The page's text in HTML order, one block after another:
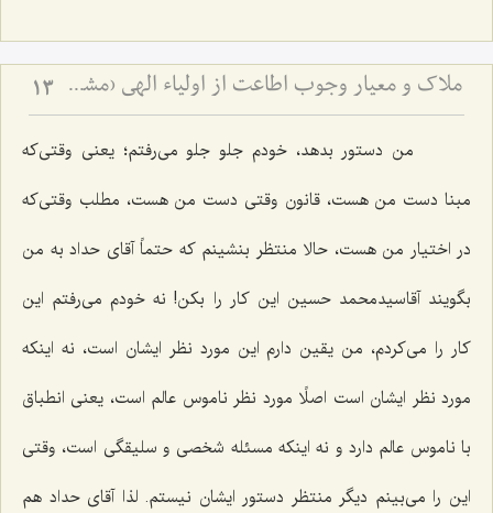
ملاک و معیار وجوب اطاعت از اولیاء الهی (مشهد مقدس) 13
من دستور بدهد، خودم جلو جلو می‌رفتم؛ یعنی وقتی‌كه
مبنا دست من هست، قانون وقتی دست من هست، مطلب وقتی‌كه
در اختیار من هست، حالا منتظر بنشینم كه حتماً آقای حداد به من
بگویند آقاسیدمحمد حسین این كار را بكن! نه خودم می‌رفتم این
كار را می‌كردم، من یقین دارم این مورد نظر ایشان است، نه اینكه
مورد نظر ایشان است اصلًا مورد نظر ناموس عالم است، یعنی انطباق
با ناموس عالم دارد و نه اینكه مسئله شخصی و سلیقگی است، وقتی
این را می‌بینم دیگر منتظر دستور ایشان نیستم. لذا آقای حداد هم